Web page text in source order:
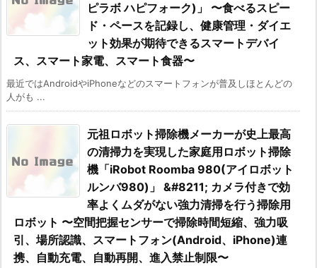
ピラボ ハピフォーク)」 〜食べるスピー
ド・ペースを記録し、健康管理・ダイエ
ット効果が期待できるスマートデバイ
ス、スマート家電、スマート食器〜
最近ではAndroidやiPhoneなどのスマートフォンが普及しほとんどの
人がも ...
元祖ロボット掃除機メーカーが史上最高
の清掃力を実現した家庭用ロボット掃除
機「iRobot Roomba 980(アイロボット
ルンバ980)」 &#8211; カメラ付きで効
率よくムダがない強力清掃を行う掃除用
ロボット 〜空間把握センサーで掃除時間短縮、強力吸
引、場所認識、スマートフォン(Android、iPhone)連
携、自動充電、自動再開、進入禁止制限〜